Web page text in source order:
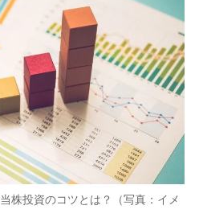
株投資のコツとは？（写真：イメ